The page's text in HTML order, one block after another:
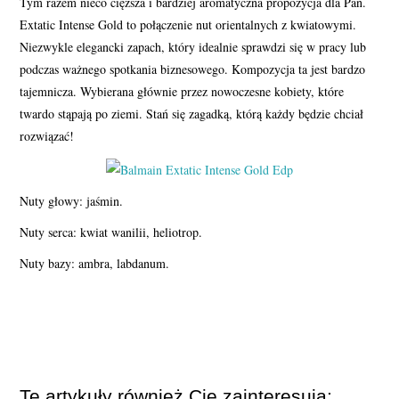
Extatic Intense Gold to połączenie nut orientalnych z kwiatowymi.
Niezwykle elegancki zapach, który idealnie sprawdzi się w pracy lub
podczas ważnego spotkania biznesowego. Kompozycja ta jest bardzo
tajemnicza. Wybierana głównie przez nowoczesne kobiety, które
twardo stąpają po ziemi. Stań się zagadką, którą każdy będzie chciał
rozwiązać!
Nuty głowy: jaśmin.
Nuty serca: kwiat wanilii, heliotrop.
Nuty bazy: ambra, labdanum.